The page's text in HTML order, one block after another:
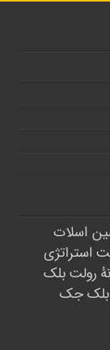
اسلات
استراتژی
رولتبلک
بلک جک